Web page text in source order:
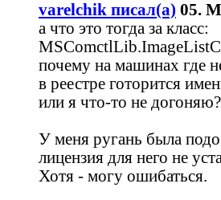
varelchik писал(а) 05.
а что это тогда за класс:
почему на машинах где
в реестре готорится
или я что-то не догоняю?
У меня ругань была
лицензия для него не
Хотя - могу ошибаться.